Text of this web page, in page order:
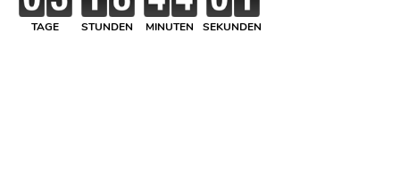
TAGE STUNDEN MINUTEN SEKUNDEN